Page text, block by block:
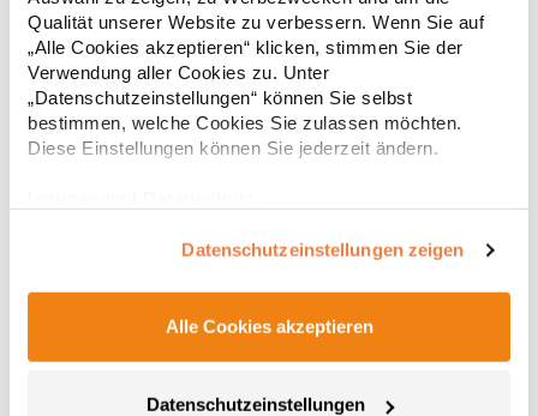
Qualität unserer Website zu verbessern. Wenn Sie auf
„Alle Cookies akzeptieren“ klicken, stimmen Sie der
Verwendung aller Cookies zu. Unter
„Datenschutzeinstellungen“ können Sie selbst
bestimmen, welche Cookies Sie zulassen möchten.
Diese Einstellungen können Sie jederzeit ändern.
Datenschutzeinstellungen zeigen
Alle Cookies akzeptieren
Datenschutzeinstellungen
Nr.: BY038Hersteller: TB International GmbH Dr.-Robert-Murjahn-
Str. 7 64372 Ober-Ramstadt Deutschland E-Mail: info@tbint.de
* Preise inkl. gesetzlicher Mwst. +Versandkosten *
RY6656 Roly AIDA Damen Trägershirt ärmellos